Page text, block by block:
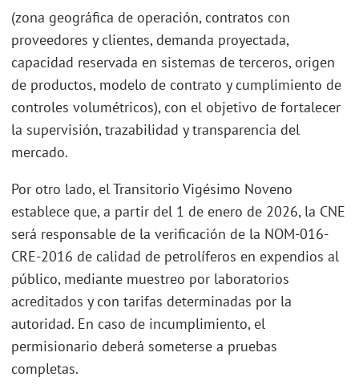
(zona geográfica de operación, contratos con
proveedores y clientes, demanda proyectada,
capacidad reservada en sistemas de terceros, origen
de productos, modelo de contrato y cumplimiento de
controles volumétricos), con el objetivo de fortalecer
la supervisión, trazabilidad y transparencia del
mercado.
Por otro lado, el Transitorio Vigésimo Noveno
establece que, a partir del 1 de enero de 2026, la CNE
será responsable de la verificación de la NOM-016-
CRE-2016 de calidad de petrolíferos en expendios al
público, mediante muestreo por laboratorios
acreditados y con tarifas determinadas por la
autoridad. En caso de incumplimiento, el
permisionario deberá someterse a pruebas
completas.